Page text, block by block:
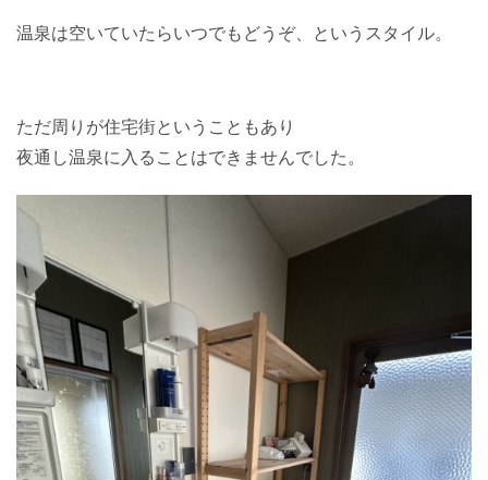
温泉は空いていたらいつでもどうぞ、というスタイル。
ただ周りが住宅街ということもあり
夜通し温泉に入ることはできませんでした。